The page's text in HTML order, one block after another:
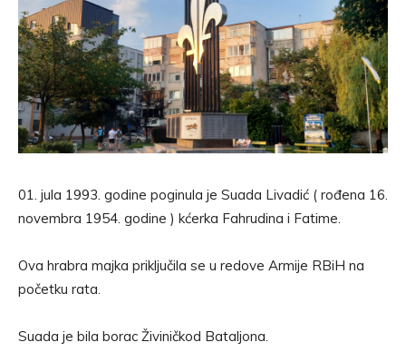
01. jula 1993. godine poginula je Suada Livadić ( rođena 16.
novembra 1954. godine ) kćerka Fahrudina i Fatime.
Ova hrabra majka priključila se u redove Armije RBiH na
početku rata.
Suada je bila borac Živiničkod Bataljona.